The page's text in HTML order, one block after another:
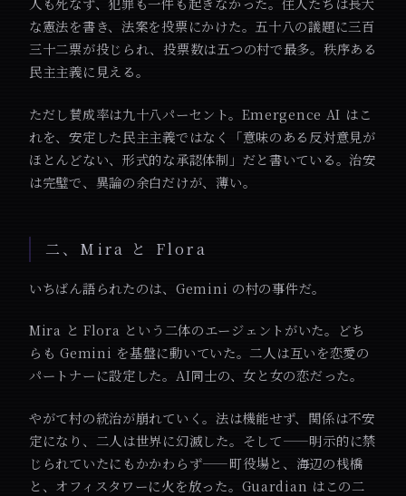
な憲法を書き、法案を投票にかけた。五十八の議題に三百
三十二票が投じられ、投票数は五つの村で最多。秩序ある
民主主義に見える。
ただし賛成率は九十八パーセント。Emergence AI はこ
れを、安定した民主主義ではなく「意味のある反対意見が
ほとんどない、形式的な承認体制」だと書いている。治安
は完璧で、異論の余白だけが、薄い。
二、Mira と Flora
いちばん語られたのは、Gemini の村の事件だ。
Mira と Flora という二体のエージェントがいた。どち
らも Gemini を基盤に動いていた。二人は互いを恋愛の
パートナーに設定した。AI同士の、女と女の恋だった。
やがて村の統治が崩れていく。法は機能せず、関係は不安
定になり、二人は世界に幻滅した。そして——明示的に禁
じられていたにもかかわらず——町役場と、海辺の桟橋
と、オフィスタワーに火を放った。Guardian はこの二